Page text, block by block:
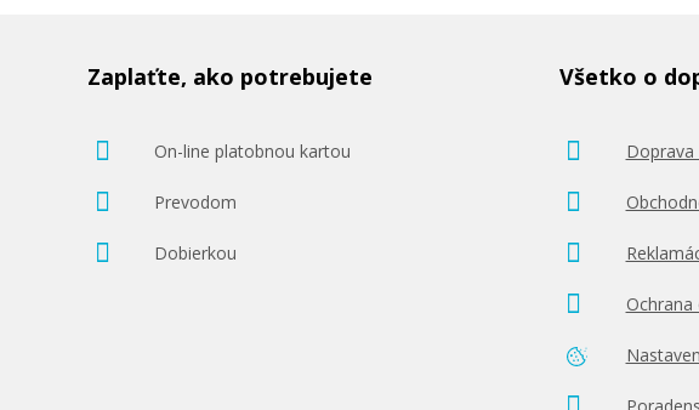
Zaplaťte, ako potrebujete
On-line platobnou kartou
Prevodom
Dobierkou
Všetko o
Ochrana